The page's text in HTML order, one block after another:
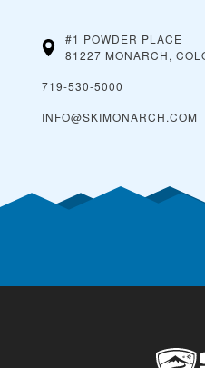
#1 POWDER PLACE
81227 MONARCH,
719-530-5000
INFO@SKIMONARCH.COM